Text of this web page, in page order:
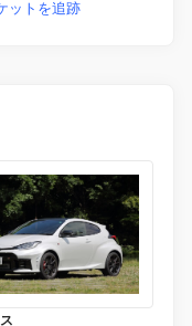
ットを追跡